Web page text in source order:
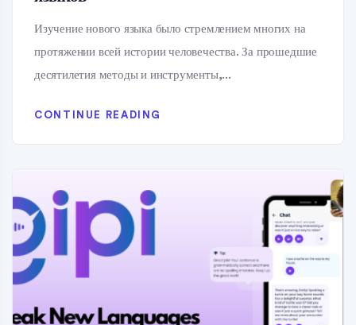
Изучение нового языка было стремлением многих на
протяжении всей истории человечества. За прошедшие
десятилетия методы и инструменты,...
CONTINUE READING